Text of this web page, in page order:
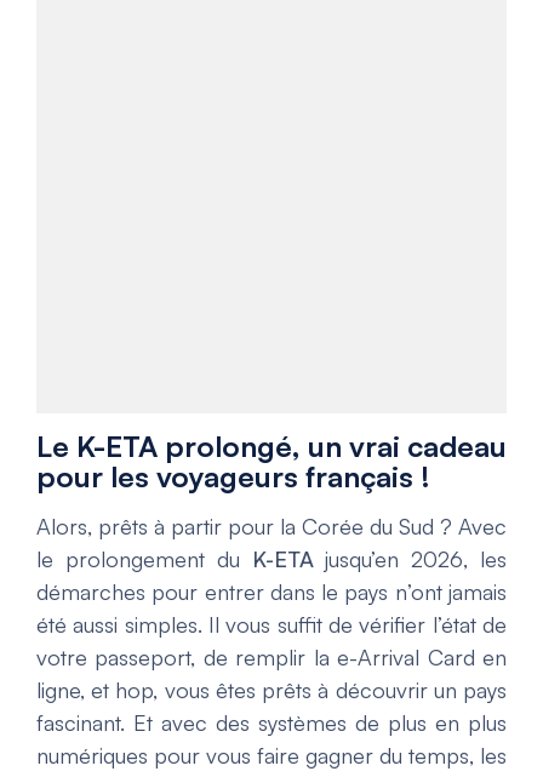
Le K-ETA prolongé, un vrai cadeau
pour les voyageurs français !
Alors, prêts à partir pour la Corée du Sud ? Avec
le prolongement du K-ETAjusqu’en 2026, les
démarches pour entrer dans le pays n’ont jamais
été aussi simples. Il vous suffit de vérifier l’état de
votre passeport, de remplir la e-Arrival Card en
ligne, et hop, vous êtes prêts à découvrir un pays
fascinant. Et avec des systèmes de plus en plus
numériques pour vous faire gagner du temps, les